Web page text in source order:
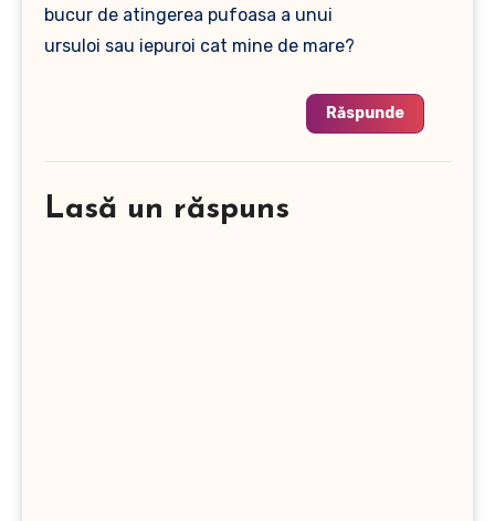
bucur de atingerea pufoasa a unui
ursuloi sau iepuroi cat mine de mare?
Răspunde
Lasă un răspuns